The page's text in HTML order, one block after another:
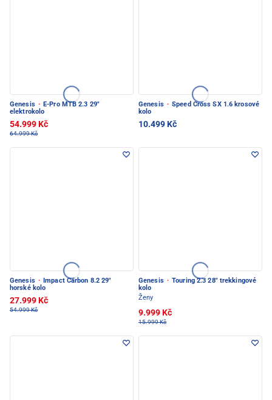
Genesis · E-Pro MTB 2.3 29"
elektrokolo
54.999 Kč
64.999 Kč
Genesis · Speed Cross SX 1.6 krosové
kolo
10.499 Kč
Genesis ·
Impact Carbon 8.2 29"
horské kolo
27.999 Kč
54.999 Kč
Genesis · Touring 2.3 28" trekkingové
kolo
Ženy
9.999 Kč
15.999 Kč